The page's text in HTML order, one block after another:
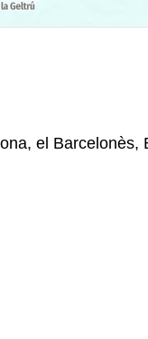
el Barcelonès,